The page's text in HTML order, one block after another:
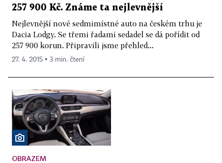
257 900 Kč. Známe ta nejlevnější
Nejlevnější nové sedmimístné auto na českém trhu je
Dacia Lodgy. Se třemi řadami sedadel se dá pořídit od
257 900 korun. Připravili jsme přehled...
27. 4. 2015 ▪ 3 min. čtení
OBRAZEM